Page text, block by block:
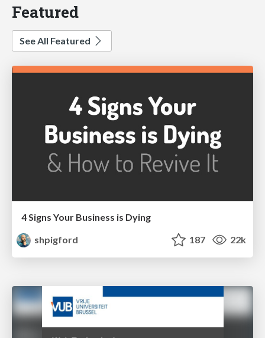
Featured
See All Featured
4 Signs Your Business is Dying
shpigford
187 22k